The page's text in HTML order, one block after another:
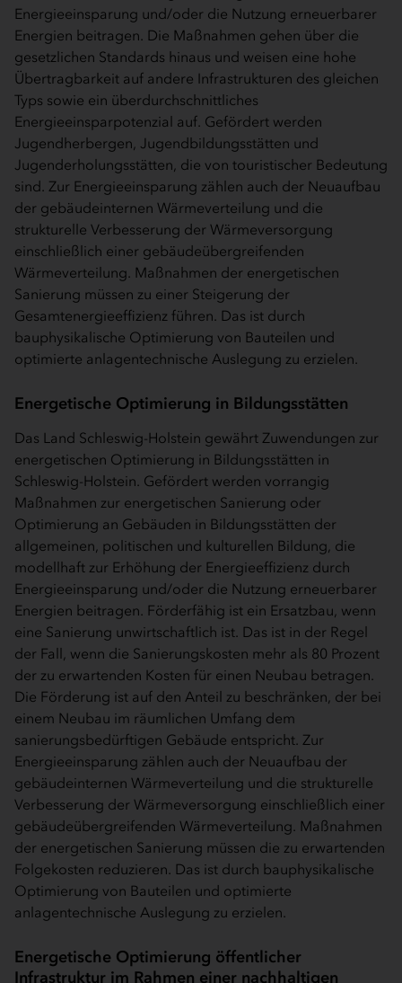
Energieeinsparung und/oder die Nutzung erneuerbarer
Energien beitragen. Die Maßnahmen gehen über die
gesetzlichen Standards hinaus und weisen eine hohe
Übertragbarkeit auf andere Infrastrukturen des gleichen
Typs sowie ein überdurchschnittliches
Energieeinsparpotenzial auf. Gefördert werden
Jugendherbergen, Jugendbildungsstätten und
Jugenderholungsstätten, die von touristischer Bedeutung
sind. Zur Energieeinsparung zählen auch der Neuaufbau
der gebäudeinternen Wärmeverteilung und die
strukturelle Verbesserung der Wärmeversorgung
einschließlich einer gebäudeübergreifenden
Wärmeverteilung. Maßnahmen der energetischen
Sanierung müssen zu einer Steigerung der
Gesamtenergieeffizienz führen. Das ist durch
bauphysikalische Optimierung von Bauteilen und
optimierte anlagentechnische Auslegung zu erzielen.
Energetische Optimierung in Bildungsstätten
Das Land Schleswig-Holstein gewährt Zuwendungen zur
energetischen Optimierung in Bildungsstätten in
Schleswig-Holstein. Gefördert werden vorrangig
Maßnahmen zur energetischen Sanierung oder
Optimierung an Gebäuden in Bildungsstätten der
allgemeinen, politischen und kulturellen Bildung, die
modellhaft zur Erhöhung der Energieeffizienz durch
Energieeinsparung und/oder die Nutzung erneuerbarer
Energien beitragen. Förderfähig ist ein Ersatzbau, wenn
eine Sanierung unwirtschaftlich ist. Das ist in der Regel
der Fall, wenn die Sanierungskosten mehr als 80 Prozent
der zu erwartenden Kosten für einen Neubau betragen.
Die Förderung ist auf den Anteil zu beschränken, der bei
einem Neubau im räumlichen Umfang dem
sanierungsbedürftigen Gebäude entspricht. Zur
Energieeinsparung zählen auch der Neuaufbau der
gebäudeinternen Wärmeverteilung und die strukturelle
Verbesserung der Wärmeversorgung einschließlich einer
gebäudeübergreifenden Wärmeverteilung. Maßnahmen
der energetischen Sanierung müssen die zu erwartenden
Folgekosten reduzieren. Das ist durch bauphysikalische
Optimierung von Bauteilen und optimierte
anlagentechnische Auslegung zu erzielen.
Energetische Optimierung öffentlicher
Infrastruktur im Rahmen einer nachhaltigen